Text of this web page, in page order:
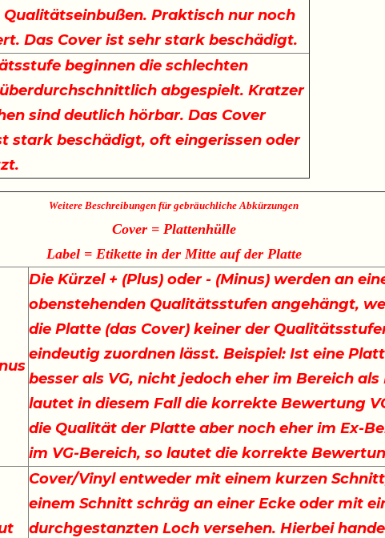
Praktisch nur noch
Das Cover ist sehr stark beschädigt.
beginnen die schlechten
abgespielt. Kratzer
sind deutlich hörbar. Das Cover
stark beschädigt, oft eingerissen oder
Weitere Beschreibungen für gebräuchliche Abkürzungen
Cover = Plattenhülle
Label = Etikette in der Mitte auf der Platte
Die Kürzel + (Plus) oder - (Minus) werden an
obenstehenden Qualitätsstufen angehängt,
die Platte (das Cover) keiner der
eindeutig zuordnen lässt. Beispiel: Ist eine
besser als VG, nicht jedoch eher im Bereich als
lautet in diesem Fall die korrekte Bewertung
die Qualität der Platte aber noch eher im Ex-
im VG-Bereich, so lautet die korrekte
Cover/Vinyl entweder mit einem kurzen
einem Schnitt schräg an einer Ecke oder mit
durchgestanzten Loch versehen. Hierbei